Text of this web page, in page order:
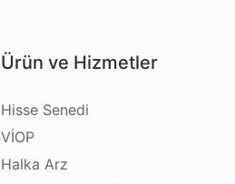
Ürün ve Hizmetler
Hisse Senedi
VİOP
Halka Arz